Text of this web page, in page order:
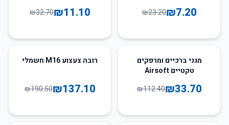
₪7.20
₪23.20
₪11.10
₪32.70
70מגני ברכיים ומרפקים
טקטיים Airsoft
₪33.70
₪112.40
28
רובה צעצוע M16 חשמלי
₪137.10
₪190.50